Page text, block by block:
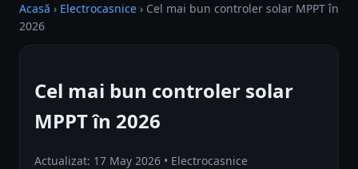
Acasă › Electrocasnice › Cel mai bun controler solar MPPT în
2026
Cel mai bun controler solar
MPPT în 2026
Actualizat: 17 May 2026 • Electrocasnice